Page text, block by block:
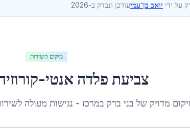
על ידי יואב בן־עמיעודכן ונבדק ב-2026
מיקום השירות
צביעת פלדה אנטי-
מדויק של בני ברק במרכז - נגישות מעולה